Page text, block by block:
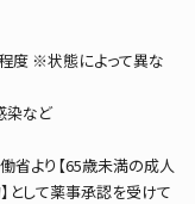
度 ※状態によって異な
染など
省より【65歳未満の成人
として薬事承認を受けて